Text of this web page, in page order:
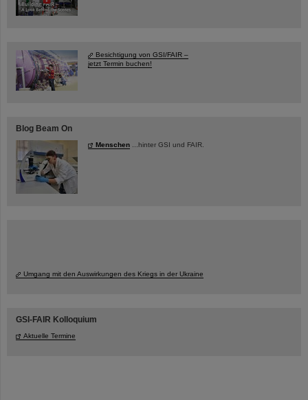
Besichtigung von GSI/FAIR –
jetzt Termin buchen!
Blog Beam On
Menschen ...hinter GSI und FAIR.
Umgang mit den Auswirkungen des Kriegs in der Ukraine
GSI-FAIR Kolloquium
Aktuelle Termine